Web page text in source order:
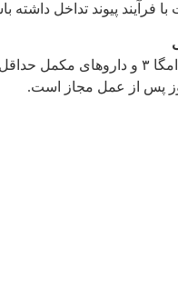
فرآیند پیوند تداخل داشته
از مصرف انواع ویتامین‌ها، امگا ۳
پس از عمل مجاز است.